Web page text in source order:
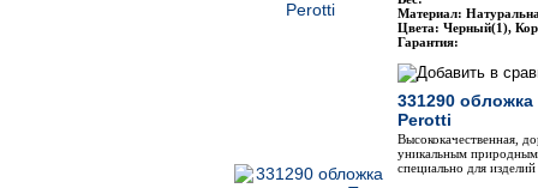
Материал:
Цвета: Черный(1),
Гарантия:
331290
Perotti
Высококачественная,
уникальным
специально для